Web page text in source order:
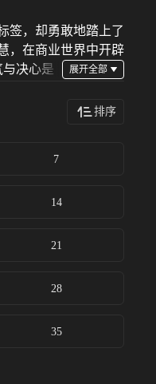
签，却勇敢地踏上了
，在商业世界中开辟
决心是
排序
7
14
21
28
35